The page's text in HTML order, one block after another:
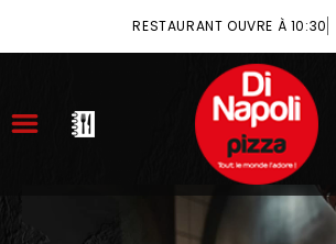
RESTAURANT OUVRE À 10:30